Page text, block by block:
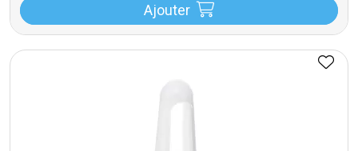
Ajouter